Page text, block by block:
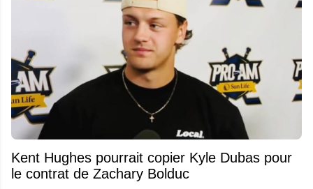
Kent Hughes pourrait copier Kyle Dubas pour
le contrat de Zachary Bolduc